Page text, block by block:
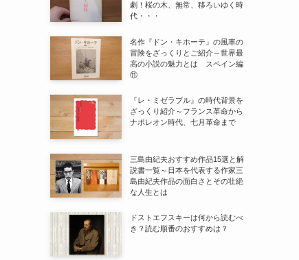
劇！桜の木、無常、移ろいゆく時
代・・・
名作『ドン・キホーテ』の風車の
冒険をざっくりとご紹介～世界最
高の小説の魅力とは スペイン編
⑪
『レ・ミゼラブル』の時代背景を
ざっくり紹介～フランス革命から
ナポレオン時代、七月革命まで
三島由紀夫おすすめ作品15選と解
説書一覧～日本を代表する作家三
島由紀夫作品の面白さとその壮絶
な人生とは
ドストエフスキーは何から読むべ
き？読む順番のおすすめは？